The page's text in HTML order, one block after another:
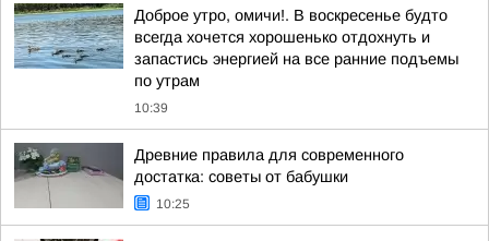
Доброе утро, омичи!. В воскресенье будто
всегда хочется хорошенько отдохнуть и
запастись энергией на все ранние подъемы
по утрам
10:39
Древние правила для современного
достатка: советы от бабушки
10:25